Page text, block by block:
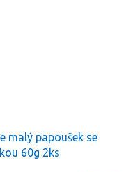
malý papoušek se
60g 2ks